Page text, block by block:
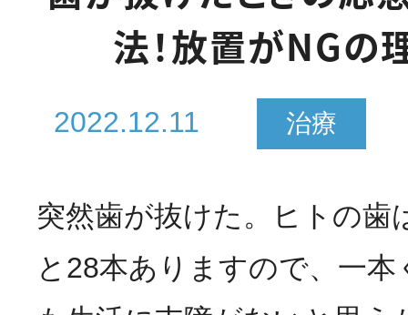
法！放置がNGの
2022.12.11 治療
突然歯が抜けた。ヒトの歯
と28本ありますので、一